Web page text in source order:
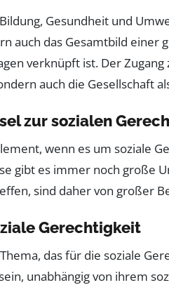
Gesundheit und
auch das Gesamtbild
verknüpft ist. Der
auch die Gesellschaft
zur sozialen
wenn es um soziale
gibt es immer noch große
sind daher von großer
Gerechtigkeit
das für die soziale
unabhängig von ihrem